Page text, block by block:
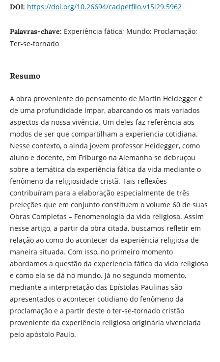
DOI: https://doi.org/10.26694/cadpetfilo.v15i29.5962
Palavras-chave: Experiência fática; Mundo; Proclamação;
Ter-se-tornado
Resumo
A obra proveniente do pensamento de Martin Heidegger é
de uma profundidade ímpar, abarcando os mais variados
aspectos da nossa vivência. Um deles faz referência aos
modos de ser que compartilham a experiencia cotidiana.
Nesse contexto, o ainda jovem professor Heidegger, como
aluno e docente, em Friburgo na Alemanha se debruçou
sobre a temática da experiência fática da vida mediante o
fenômeno da religiosidade cristã. Tais reflexões
contribuíram para a elaboração especialmente de três
preleções que em conjunto constituem o volume 60 de suas
Obras Completas – Fenomenologia da vida religiosa. Assim
nesse artigo, a partir da obra citada, buscamos refletir em
relação ao como do acontecer da experiência religiosa de
maneira situada. Com isso, no primeiro momento
abordamos a questão da experiencia fática da vida religiosa
e como ela se dá no mundo. Já no segundo momento,
mediante a interpretação das Epístolas Paulinas são
apresentados o acontecer cotidiano do fenômeno da
proclamação e a partir deste o ter-se-tornado cristão
proveniente da experiência religiosa originária vivenciada
pelo apóstolo Paulo.